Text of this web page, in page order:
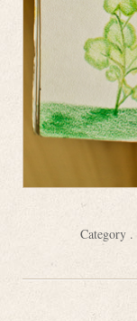
Category .